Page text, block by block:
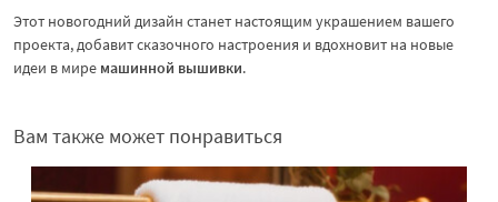
Этот новогодний дизайн станет настоящим украшением вашего
проекта, добавит сказочного настроения и вдохновит на новые
идеи в мире машинной вышивки.
Вам также может понравиться